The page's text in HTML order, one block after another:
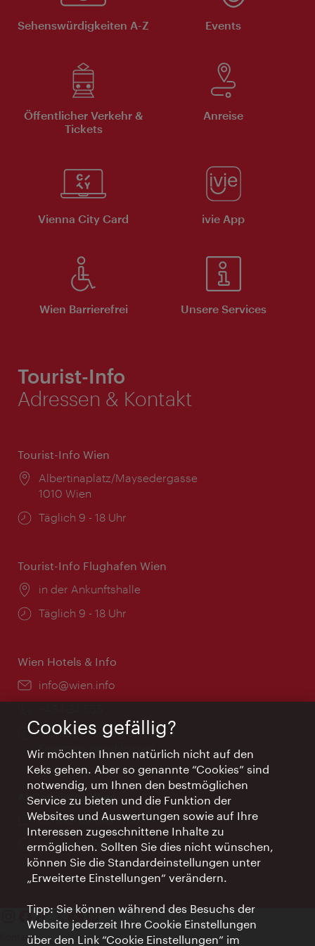
Sehenswürdigkeiten A-Z Events
Öffentlicher Verkehr &
Tickets
Anreise
Vienna City Card ivie App
Wien Barrierefrei Unsere Services
Tourist-Info
Adressen & Kontakt
Tourist-Info Wien
Ort:
Albertinaplatz/Maysedergasse
1010 Wien
Öffnungszeiten:
Täglich 9 - 18 Uhr
Tourist-Info Flughafen Wien
Ort:
in der Ankunftshalle
Öffnungszeiten:
Täglich 9 - 18 Uhr
Wien Hotels & Info
Email:
info@wien.info
Öffnungszeiten:
Montag - Freitag 9 – 17 Uhr
Feiertags geschlossen
AI Concierge Wien
Ort:
concierge.wien.info
Öffnungszeiten:
Informationen rund um die Uhr
Kontakt
Cookies gefällig?
Wir möchten Ihnen natürlich nicht auf den
Keks gehen. Aber so genannte “Cookies” sind
notwendig, um Ihnen den bestmöglichen
Service zu bieten und die Funktion der
Websites und Auswertungen sowie auf Ihre
Interessen zugeschnittene Inhalte zu
ermöglichen. Sollten Sie dies nicht wünschen,
können Sie die Standardeinstellungen unter
„Erweiterte Einstellungen“ verändern.
Tipp: Sie können während des Besuchs der
Website jederzeit Ihre Cookie Einstellungen
über den Link “Cookie Einstellungen” im